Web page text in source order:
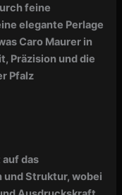
feine
elegante Perlage
Caro Maurer in
Präzision und die
Pfalz
das
Struktur, wobei